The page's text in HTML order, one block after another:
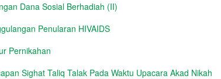
Dana Sosial Berhadiah (II)
Penularan HIVAIDS
Pernikahan
Sighat Taliq Talak Pada Waktu Upacara Akad Nikah